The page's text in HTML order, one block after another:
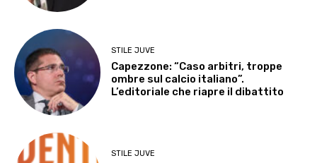
STILE JUVE
Capezzone: “Caso arbitri, troppe
ombre sul calcio italiano”.
L’editoriale che riapre il dibattito
STILE JUVE